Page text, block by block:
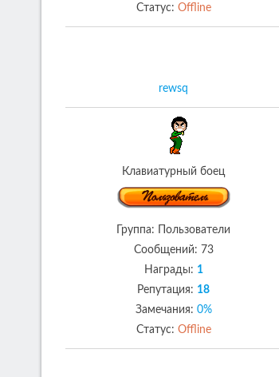
Статус: Offline
rewsq
Клавиатурный боец
Группа: Пользователи
Сообщений: 73
Награды: 1
Репутация: 18
Замечания: 0%
Статус: Offline